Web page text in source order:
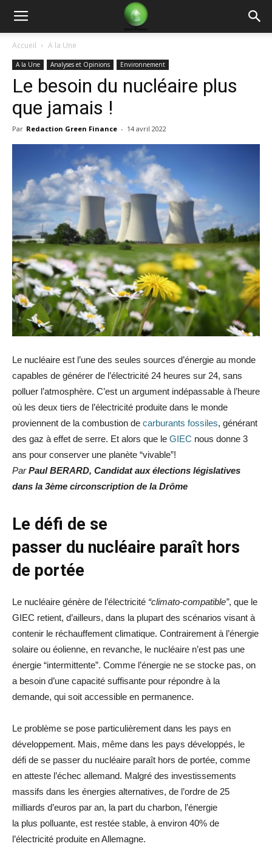
Green
Finance
Accueil A la Une
A la Une Analyses et Opinions Environnement
Le besoin du nucléaire plus
que jamais !
Par Redaction Green Finance - 14 avril 2022
Le nucléaire est l’une des seules sources d’énergie au monde
capables de générer de l’électricité 24 heures sur 24, sans
polluer l’atmosphère. C’est un argument indépassable à l’heure
où les deux tiers de l’électricité produite dans le monde
proviennent de la combustion de carburants fossiles, générant
des gaz à effet de serre. Et alors que le GIEC nous donne 3
ans pour conserver une planète “vivable”!
ParPaul BERARD, Candidat aux élections législatives
dans la 3ème circonscription de la Drôme
Le défi de se
passer du nucléaire paraît hors
de portée
Le nucléaire génère de l’électricité “climato-compatible”, que le
GIEC retient, d’ailleurs, dans la plupart des scénarios visant à
contenir le réchauffement climatique. Contrairement à l’énergie
solaire ou éolienne, en revanche, le nucléaire n’est pas une
énergie “intermittente”. Comme l’énergie ne se stocke pas, on
a besoin d’une capacité suffisante pour répondre à la
demande, qui soit accessible en permanence.
Le problème se pose particulièrement dans les pays en
développement. Mais, même dans les pays développés, le
défi de se passer du nucléaire paraît hors de portée, comme
en atteste l’échec allemand. Malgré des investissements
massifs dans les énergies alternatives, de l’ordre de 25
milliards d’euros par an, la part du charbon, l’énergie
la plus polluante, est restée stable, à environ 40% de
l’électricité produite en Allemagne.